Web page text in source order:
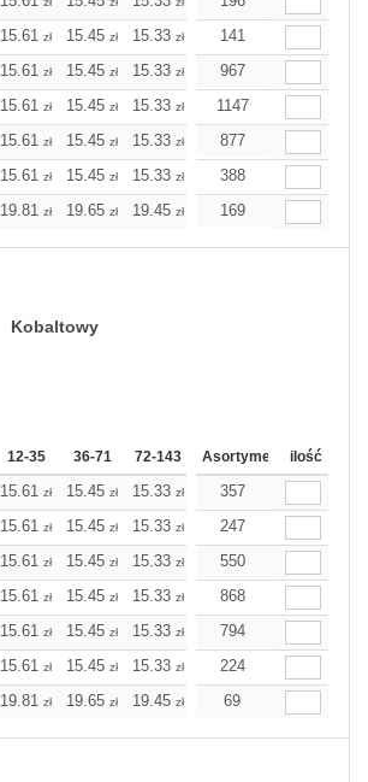
15.61 zł 15.45 zł 15.33 zł 15.21
141
15.61 zł 15.45 zł 15.33 zł 15.21zł
967
15.61 zł 15.45 zł 15.33 zł 15.21zł
1147
15.61 zł 15.45 zł 15.33 zł 15.21zł
877
15.61 zł 15.45 zł 15.33 zł 15.21zł
388
19.81 zł 19.65 zł 19.45 zł 19.28zł
169
Kobaltowy
12-35 36-71 72-143 144-287 288 Dodaj
Asortyment ilość
15.61 zł 15.45 zł 15.33 zł 15.21zł
357
15.61 zł 15.45 zł 15.33 zł 15.21zł
247
15.61 zł 15.45 zł 15.33 zł 15.21zł
550
15.61 zł 15.45 zł 15.33 zł 15.21zł
868
15.61 zł 15.45 zł 15.33 zł 15.21zł
794
15.61 zł 15.45 zł 15.33 zł 15.21zł
224
19.81 zł 19.65 zł 19.45 zł 19.28
69